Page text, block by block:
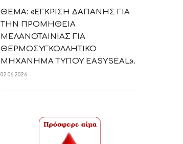
ΘΕΜΑ: «ΕΓΚΡΙΣΗ ΔΑΠΑΝΗΣ ΓΙΑ
ΤΗΝ ΠΡΟΜΗΘΕΙΑ
ΜΕΛΑΝΟΤΑΙΝΙΑΣ ΓΙΑ
ΘΕΡΜΟΣΥΓΚΟΛΛΗΤΙΚΟ
ΜΗΧΑΝΗΜΑ ΤΥΠΟΥ EASYSEAL».
02.06.2026